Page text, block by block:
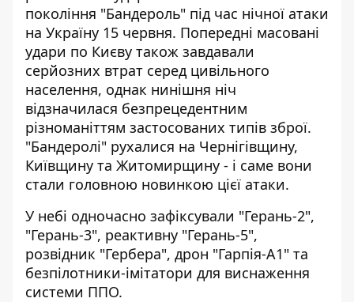
покоління "Бандероль" під час нічної атаки
на Україну 15 червня. Попередні масовані
удари по Києву також завдавали
серйозних втрат серед цивільного
населення, однак нинішня ніч
відзначилася безпрецедентним
різноманіттям застосованих типів зброї.
"Бандеролі" рухалися на Чернігівщину,
Київщину та Житомирщину - і саме вони
стали головною новинкою цієї атаки.
У небі одночасно зафіксували "Герань-2",
"Герань-3", реактивну "Герань-5",
розвідник "Гербера", дрон "Гарпія-А1" та
безпілотники-імітатори для виснаження
системи ППО.